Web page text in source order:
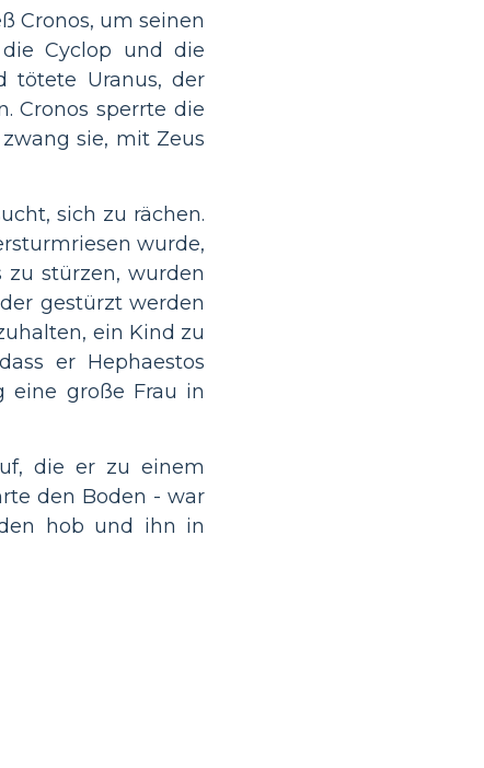
Cronos, um seinen
Cyclop und die
tötete Uranus, der
Cronos sperrte die
sie, mit Zeus
sich zu rächen.
wurde,
zu stürzen, wurden
gestürzt werden
ein Kind zu
er Hephaestos
eine große Frau in
die er zu einem
den Boden - war
hob und ihn in